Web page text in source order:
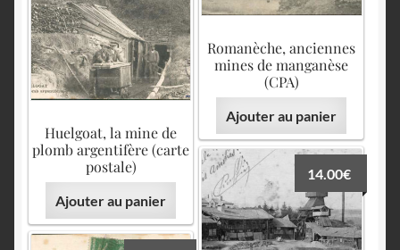
Romanèche, anciennes
mines de manganèse
(CPA)
Ajouter au panier
Huelgoat, la mine de
plomb argentifère (carte
postale)
Ajouter au panier
14.00€